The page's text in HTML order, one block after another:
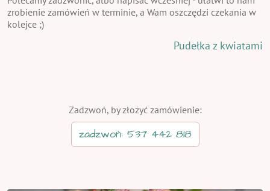
zrobienie zamówień w terminie, a Wam oszczędzi czekania w
kolejce ;)
Pudełka z kwiatami
Zadzwoń, by złożyć zamówienie:
zadzwoń: 537 442 818